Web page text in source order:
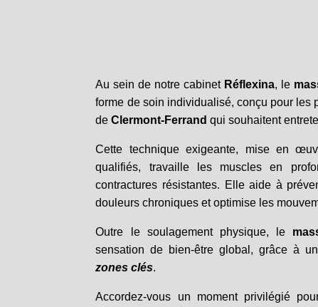
Au sein de notre cabinet Réflexina, le
forme de soin individualisé, conçu pour les
deClermont-Ferrand qui souhaitent
Cette technique exigeante, mise en
qualifiés, travaille les muscles en
contractures résistantes. Elle aide à
douleurs chroniques et optimise les
Outre le soulagement physique, le
sensation de bien-être global, grâce à un
zones clés.
Accordez-vous un moment privilégié